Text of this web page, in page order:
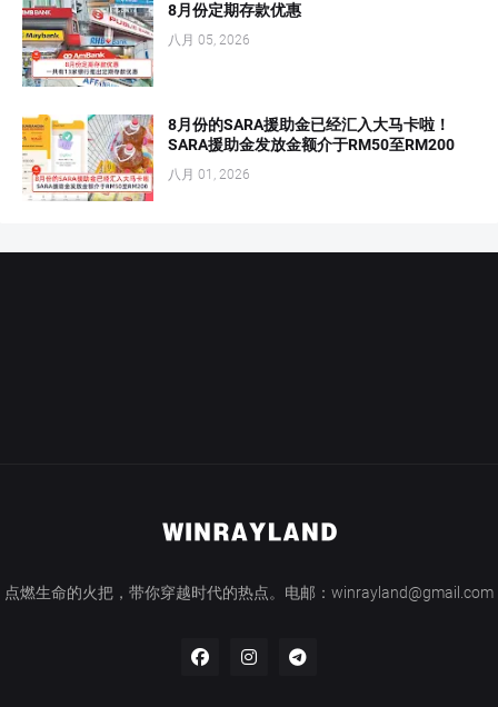
8月份定期存款优惠
八月 05, 2026
8月份的SARA援助金已经汇入大马卡啦！
SARA援助金发放金额介于RM50至RM200
八月 01, 2026
点燃生命的火把，带你穿越时代的热点。电邮：winrayland@gmail.com